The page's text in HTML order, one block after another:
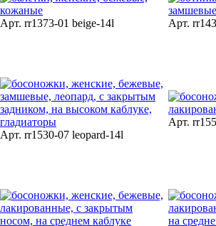
Арт. rr1373-01 beige-14l Арт.
Арт. rr1530-07 leopard-14l
Арт.